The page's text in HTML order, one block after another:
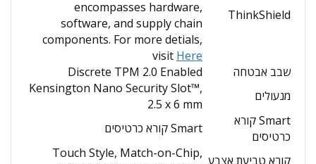
ThinkShield
encompasses hardware,
software, and supply chain
components. For more detials,
visit Here
שבב אבטחה
Discrete TPM 2.0 Enabled
מנעולים
Kensington Nano Security Slot™,
2.5 x 6 mm
Smart קורא
כרטיסים
Smart קורא כרטיסים
קורא טביעת אצבע Touch Style, Match-on-Chip,